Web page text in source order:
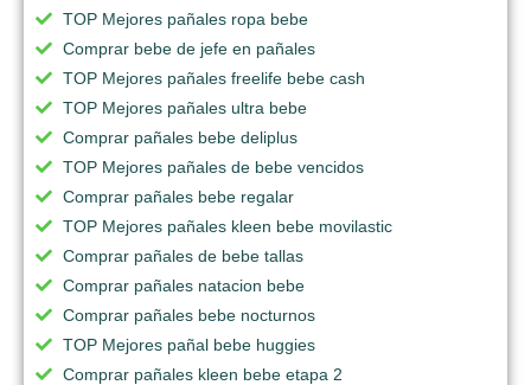
TOP Mejores pañales ropa bebe
Comprar bebe de jefe en pañales
TOP Mejores pañales freelife bebe cash
TOP Mejores pañales ultra bebe
Comprar pañales bebe deliplus
TOP Mejores pañales de bebe vencidos
Comprar pañales bebe regalar
TOP Mejores pañales kleen bebe movilastic
Comprar pañales de bebe tallas
Comprar pañales natacion bebe
Comprar pañales bebe nocturnos
TOP Mejores pañal bebe huggies
Comprar pañales kleen bebe etapa 2